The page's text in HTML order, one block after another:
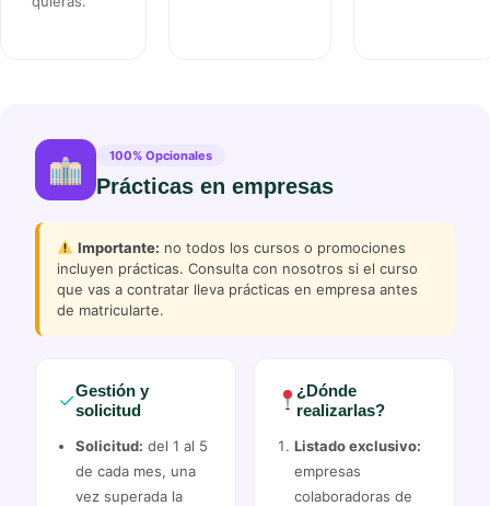
100% Opcionales
Prácticas en empresas
Importante: no todos los cursos o promociones
incluyen prácticas. Consulta con nosotros si el curso
que vas a contratar lleva prácticas en empresa antes
de matricularte.
✓Gestión y
solicitud
Solicitud: del 1 al 5
de cada mes, una
vez superada la
¿Dónde
realizarlas?
Listado exclusivo:
empresas
colaboradoras de